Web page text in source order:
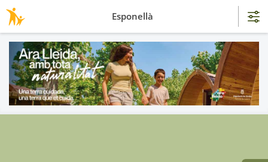
Esponellà